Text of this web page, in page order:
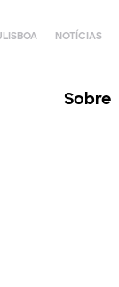
NOTÍCIAS
Sobre